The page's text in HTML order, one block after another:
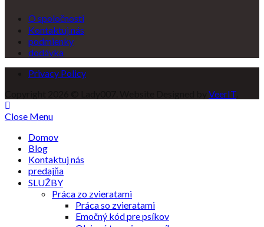
O spoločnosti
Kontaktuj nás
podmienky
dodávka
Privacy Policy
VeerIT
Close Menu
Domov
Blog
Kontaktuj nás
predajňa
SLUŽBY
Práca zo zvieratami
Práca so zvieratami
Emočný kód pre psíkov